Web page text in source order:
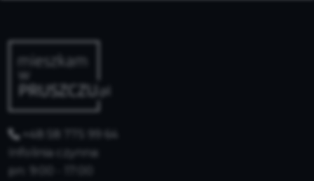
+48 58 775 99 64
Infolinia czynna: